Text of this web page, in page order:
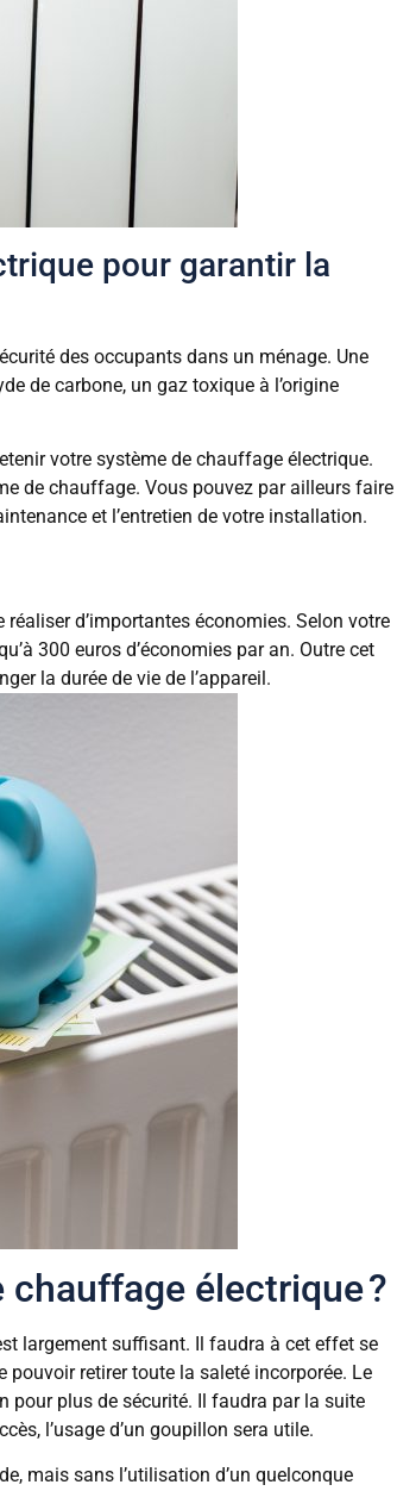
pour garantir la
des occupants dans un ménage. Une
de carbone, un gaz toxique à l’origine
votre système de chauffage électrique.
de chauffage. Vous pouvez par ailleurs faire
et l’entretien de votre installation.
d’importantes économies. Selon votre
300 euros d’économies par an. Outre cet
la durée de vie de l’appareil.
électrique ?
largement suffisant. Il faudra à cet effet se
pouvoir retirer toute la saleté incorporée. Le
pour plus de sécurité. Il faudra par la suite
l’usage d’un goupillon sera utile.
mais sans l’utilisation d’un quelconque